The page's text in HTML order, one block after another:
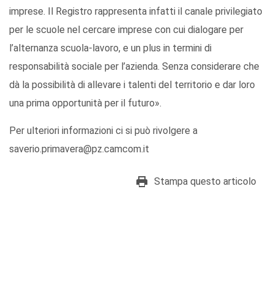
imprese. Il Registro rappresenta infatti il canale privilegiato
per le scuole nel cercare imprese con cui dialogare per
l’alternanza scuola-lavoro, e un plus in termini di
responsabilità sociale per l’azienda. Senza considerare che
dà la possibilità di allevare i talenti del territorio e dar loro
una prima opportunità per il futuro».
Per ulteriori informazioni ci si può rivolgere a
saverio.primavera@pz.camcom.it
Stampa questo articolo